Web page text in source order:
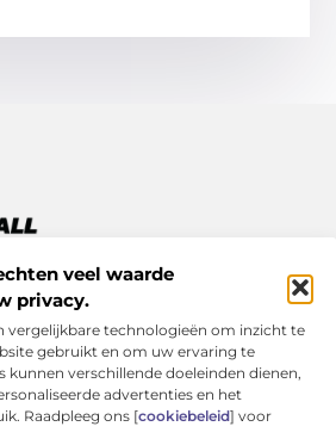
veel waarde
privacy.
vergelijkbare technologieën om inzicht te
gebruikt en om uw ervaring te
kunnen verschillende doeleinden dienen,
advertenties en het
Raadpleeg ons [cookiebeleid] voor
tot grote inzichten – lees het hier.
aan blogs en artikelen die je
van inspirerende verhalen tot
praktische tips.